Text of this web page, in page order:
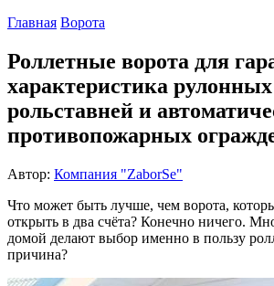
Главная Ворота
Роллетные ворота для
характеристика
рольставней и
противопожарных
Автор: Компания "ZaborSe"
Что может быть лучше, чем ворота,
открыть в два счёта? Конечно ничего.
домой делают выбор именно в пользу
причина?